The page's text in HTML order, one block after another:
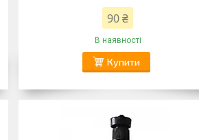
90 ₴
В наявності
Купити